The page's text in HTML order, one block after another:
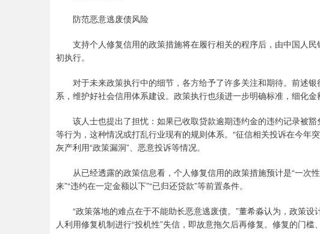
防范恶意逃废债风险
支持个人修复信用的政策措施将在履行相关的程序后，由中国人民
初执行。
对于未来政策执行中的细节，各方给予了许多关注和期待。前述银
系，维护好社会信用体系建设。政策执行也须进一步明确标准，细化金
该人士也提出了担忧：如果已收取贷款逾期违约金的违约记录被豁
等行为，这种情况或打乱行业现有的规则体系。“征信相关投诉在今年
灰产利用“政策漏洞”、恶意投诉等情况。
从已经透露的政策信息看，个人修复信用的政策措施预计是“一次
来”“违约在一定金额以下”“已归还贷款”等前置条件。
“政策落地的难点在于不能助长恶意逃废债。”董希淼认为，政策设
人利用修复机制进行“投机性”失信，即故意拖欠后再修复。修复的门槛